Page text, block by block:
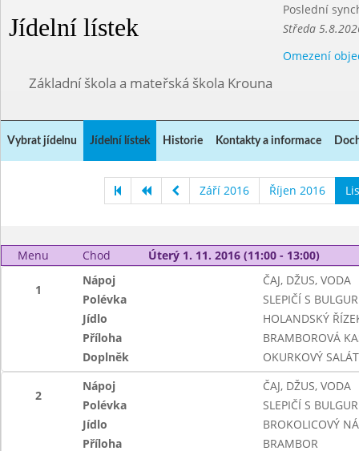
Jídelní lístek
Poslední
Středa
Omezení
Základní škola a mateřská škola Krouna
Vybrat jídelnu Jídelní lístek Historie Kontakty a informace
Září 2016 Říjen 2016
Menu Chod Úterý 1. 11. 2016 (11:00 - 13:00)
1
Nápoj
ČAJ, DŽUS, VODA
Polévka
SLEPIČÍ S
Jídlo
HOLANDSKÝ
Příloha
BRAMBOROVÁ
Doplněk
OKURKOVÝ SALÁT
2
Nápoj
ČAJ, DŽUS, VODA
Polévka
SLEPIČÍ S
Jídlo
BROKOLICOVÝ
Příloha
BRAMBOR